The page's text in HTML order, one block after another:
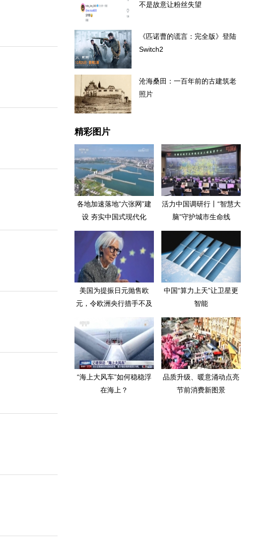
不是故意让粉丝失望
《匹诺曹的谎言：完全版》登陆
Switch2
沧海桑田：一百年前的古建筑老
照片
精彩图片
各地加速落地“六张网”建
设 夯实中国式现代化
活力中国调研行丨“智慧大
脑”守护城市生命线
美国为提振日元抛售欧
元，令欧洲央行措手不及
中国“算力上天”让卫星更
智能
“海上大风车”如何稳稳浮
在海上？
品质升级、暖意涌动点亮
节前消费新图景